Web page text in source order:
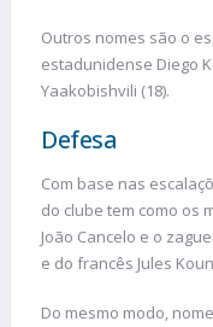
Outros nomes são o
estadunidense Diego
Yaakobishvili (18).
Defesa
Com base nas
do clube tem como os
João Cancelo e o
e do francês Jules
Do mesmo modo,